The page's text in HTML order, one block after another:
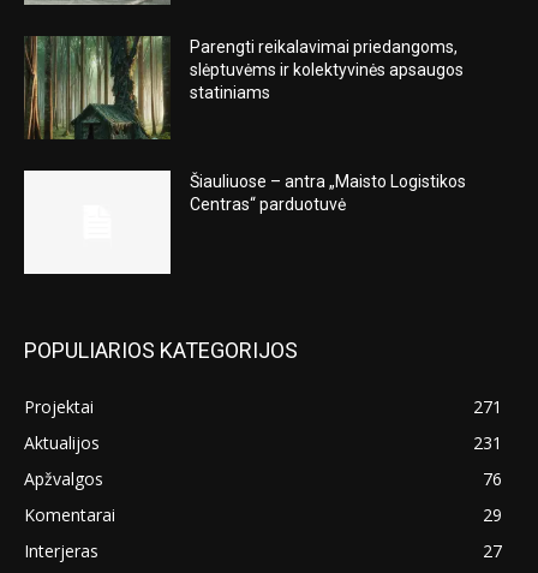
Parengti reikalavimai priedangoms,
slėptuvėms ir kolektyvinės apsaugos
statiniams
Šiauliuose – antra „Maisto Logistikos
Centras“ parduotuvė
POPULIARIOS KATEGORIJOS
Projektai
271
Aktualijos
231
Apžvalgos
76
Komentarai
29
Interjeras
27